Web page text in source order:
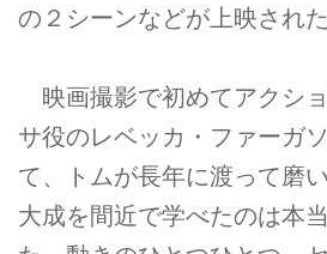
の２シーンなどが上映された
映画撮影で初めてアクシ
サ役のレベッカ・ファーガ
て、トムが長年に渡って磨
大成を間近で学べたのは本